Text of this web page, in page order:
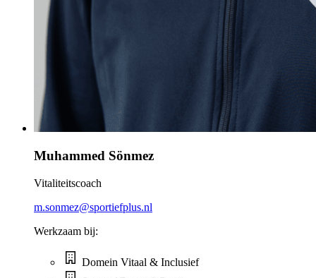
Muhammed Sönmez
Vitaliteitscoach
m.sonmez@sportiefplus.nl
Werkzaam bij:
Domein Vitaal & Inclusief